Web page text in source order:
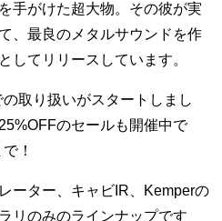
手がけた超大物。その彼が実
、最良のメタルサウンドを作
してリリースしています。
取り扱いがスタートしまし
のセールも開催中で
！
ーター、キャビIR、Kemperの
リのみのラインナップです